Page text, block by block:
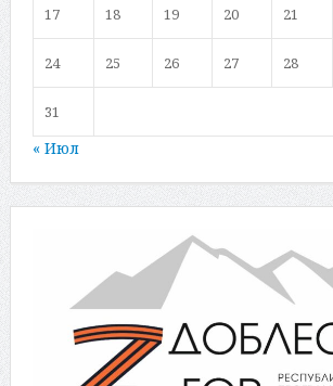
17 18 19 20 21
24 25 26 27 28
31
« Июл